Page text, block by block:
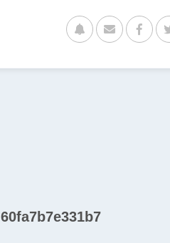
60fa7b7e331b7